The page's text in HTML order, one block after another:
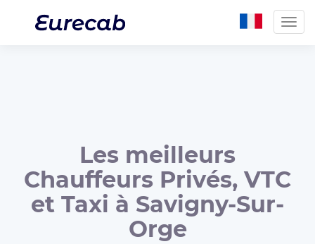
Les meilleurs
Chauffeurs Privés, VTC
et Taxi à Savigny-Sur-
Orge